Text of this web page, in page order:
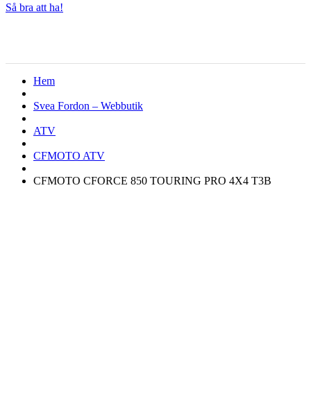
Så bra att ha!
Hem
Svea Fordon – Webbutik
ATV
CFMOTO ATV
CFMOTO CFORCE 850 TOURING PRO 4X4 T3B